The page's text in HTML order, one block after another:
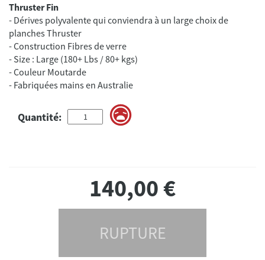
Thruster Fin
- Dérives polyvalente qui conviendra à un large choix de
planches Thruster
- Construction Fibres de verre
- Size : Large (180+ Lbs / 80+ kgs)
- Couleur Moutarde
- Fabriquées mains en Australie
Quantité:
140,00€
RUPTURE